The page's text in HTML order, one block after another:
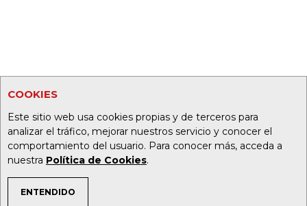
COOKIES
Este sitio web usa cookies propias y de terceros para
analizar el tráfico, mejorar nuestros servicio y conocer el
comportamiento del usuario. Para conocer más, acceda a
nuestra Política de Cookies.
ENTENDIDO